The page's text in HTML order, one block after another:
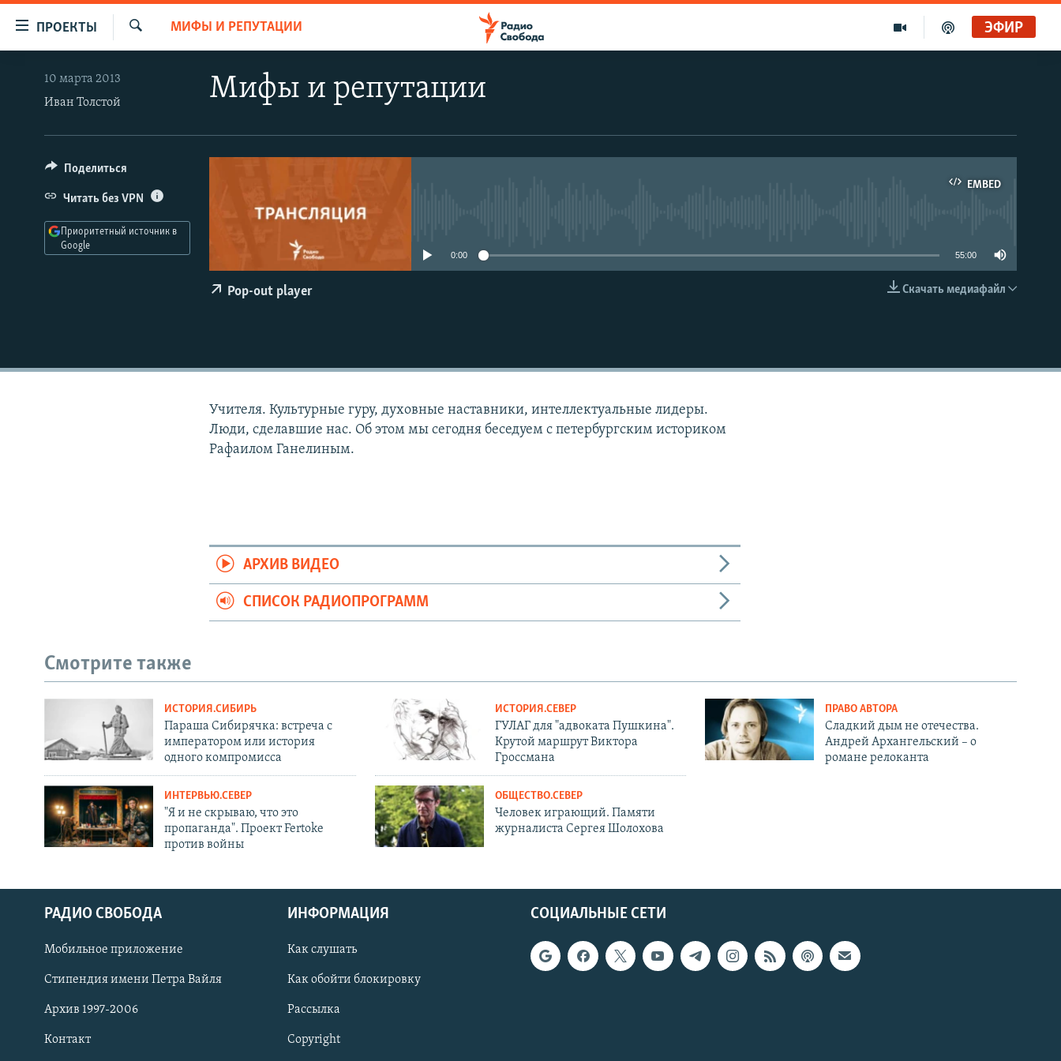
доступа
содержанию
Вернутся
главной
навигации
ПРОЕКТЫ
ПРОГРАММЫ
ПОДКАСТЫ
ЦИТАТЫ СВОБОДЫ
IDEL.РЕАЛИИ
СОЦИАЛЬНЫЕ СЕТИ
МИФЫ И РЕПУТАЦИИ ЭФИР
Мифы и репутации
10 марта 2013
Иван Толстой
EMBED
EMBED
0:00 55:00
Скачать медиафайл
Pop-out player
Поделиться
Читать без VPN
Приоритетный источник в
Google
Учителя. Культурные гуру, духовные наставники, интеллектуальные лидеры.
Люди, сделавшие нас. Об этом мы сегодня беседуем с петербургским историком
Рафаилом Ганелиным.
АРХИВ ВИДЕО
СПИСОК РАДИОПРОГРАММ
Смотрите также
ИСТОРИЯ.СИБИРЬ
Параша Сибирячка: встреча с
императором или история
одного компромисса
ИСТОРИЯ.СЕВЕР
ГУЛАГ для "адвоката Пушкина".
Крутой маршрут Виктора
Гроссмана
ПРАВО АВТОРА
Сладкий дым не отечества.
Андрей Архангельский – о
романе релоканта
ИНТЕРВЬЮ.СЕВЕР
"Я и не скрываю, что это
пропаганда". Проект Fertoke
против войны
ОБЩЕСТВО.СЕВЕР
Человек играющий. Памяти
журналиста Сергея Шолохова
СОЦИАЛЬНЫЕ СЕТИ
РАДИО СВОБОДА
Мобильное приложение
Стипендия имени Петра Вайля
Архив 1997-2006
Контакт
ИНФОРМАЦИЯ
Как слушать
Как обойти блокировку
Рассылка
Copyright